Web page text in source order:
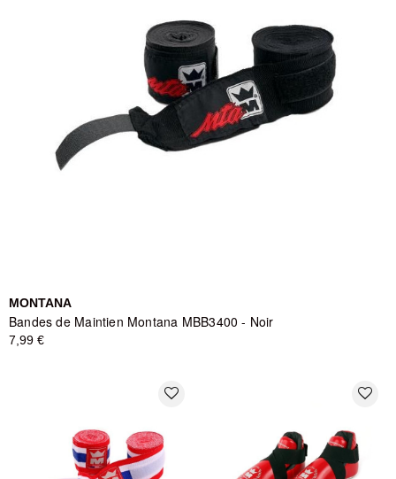
MONTANA
Bandes de Maintien Montana MBB3400 - Noir
7,99 €
favorite_border favorite_border